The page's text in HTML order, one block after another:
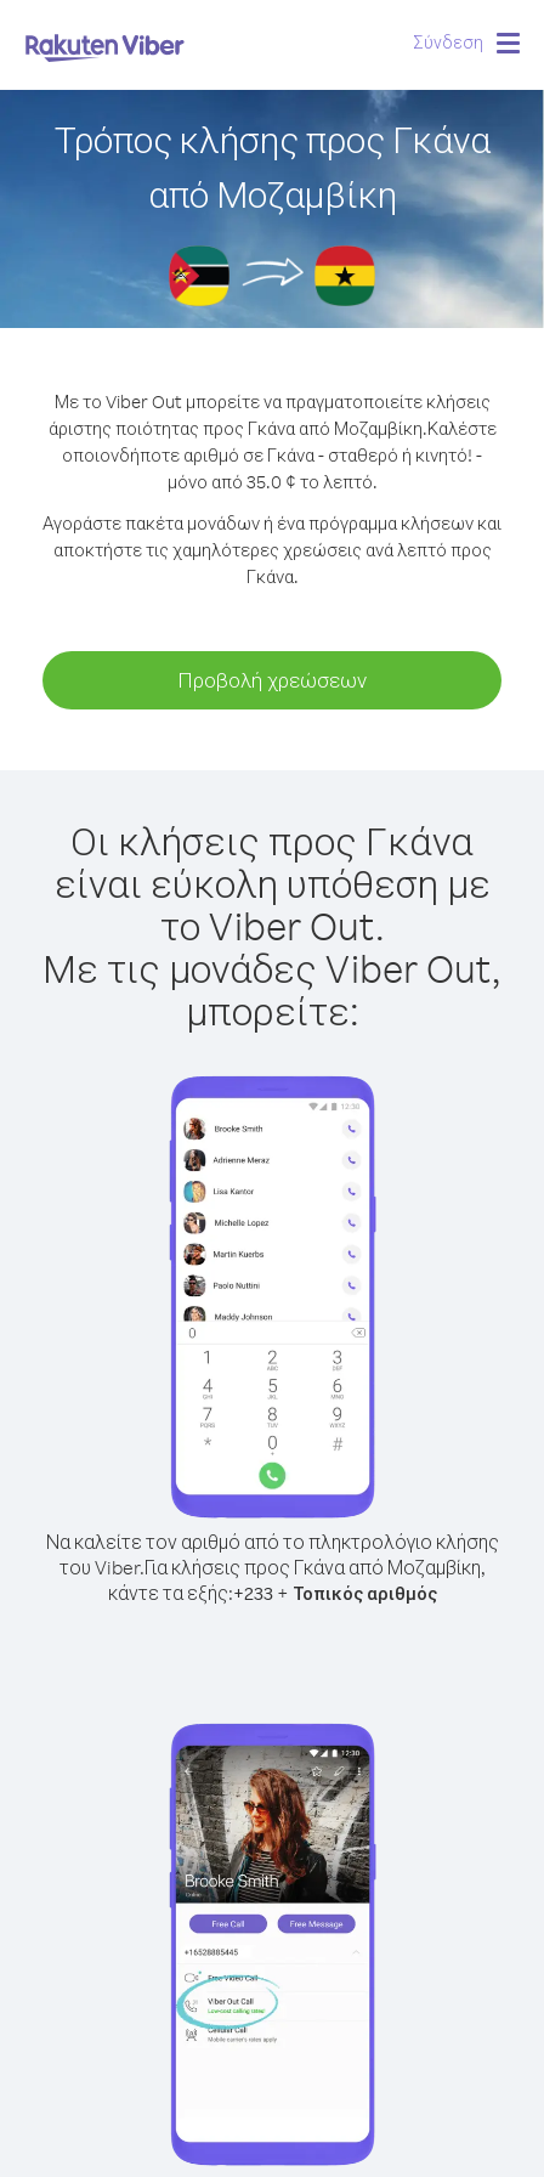
Σύνδεση
Τρόπος κλήσης προς Γκάνα
από Μοζαμβίκη
Με το Viber Out μπορείτε να πραγματοποιείτε κλήσεις
άριστης ποιότητας προς Γκάνα από Μοζαμβίκη.Καλέστε
οποιονδήποτε αριθμό σε Γκάνα - σταθερό ή κινητό! -
μόνο από 35.0 ¢ το λεπτό.
Αγοράστε πακέτα μονάδων ή ένα πρόγραμμα κλήσεων και
αποκτήστε τις χαμηλότερες χρεώσεις ανά λεπτό προς
Γκάνα.
Προβολή χρεώσεων
Οι κλήσεις προς Γκάνα
είναι εύκολη υπόθεση με
το Viber Out.
Με τις μονάδες Viber Out,
μπορείτε:
Να καλείτε τον αριθμό από το πληκτρολόγιο κλήσης
του Viber.Για κλήσεις προς Γκάνα από Μοζαμβίκη,
κάντε τα εξής:+233+ Τοπικός αριθμός